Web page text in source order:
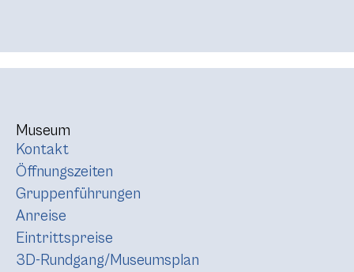
Museum
Kontakt
Öffnungszeiten
Gruppenführungen
Anreise
Eintrittspreise
3D-Rundgang/Museumsplan